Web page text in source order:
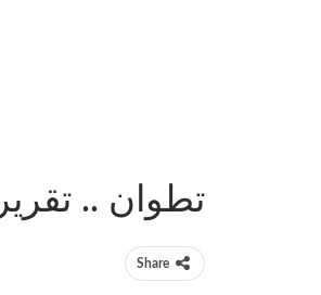
تطوان ..
Share